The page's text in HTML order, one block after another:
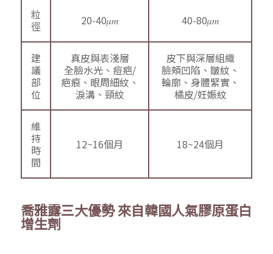
粒
徑
20-40𝜇𝑚 40-80𝜇𝑚
建
議
部
位
真皮與表淺層
全臉水光、痘疤/
疤痕、眼周細紋、
淚溝、頸紋
皮下與深層組織
臉頰凹陷、皺紋、
輪廓、身體緊實、
橘皮/妊娠紋
維
持
時
間
12~16個月 18~24個月
喬雅露三大優勢 來自韓國人氣膠原蛋白
增生劑